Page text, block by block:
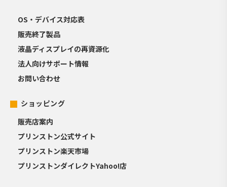
OS・デバイス対応表
販売終了製品
液晶ディスプレイの再資源化
法人向けサポート情報
お問い合わせ
ショッピング
販売店案内
プリンストン公式サイト
プリンストン楽天市場
プリンストンダイレクトYahoo!店